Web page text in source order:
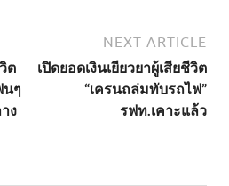
ต
นๆ
ง
NEXT ARTICLE
เปิดยอดเงินเยียวยาผู้เสียชีวิต
“เครนถล่มทับรถไฟ”
รฟท.เคาะแล้ว